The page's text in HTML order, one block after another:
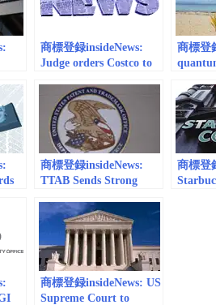
|
wcfcourier.com
商標登録insideNews:
Judge orders Costco to
rings trademark case |
The Seattle Times
商標登
first
Act in
–
–
商標登録insideNews:
TTAB Sends Strong
Genericness | National
law review
商標登
商標登録insideNews: US
Supreme Court to